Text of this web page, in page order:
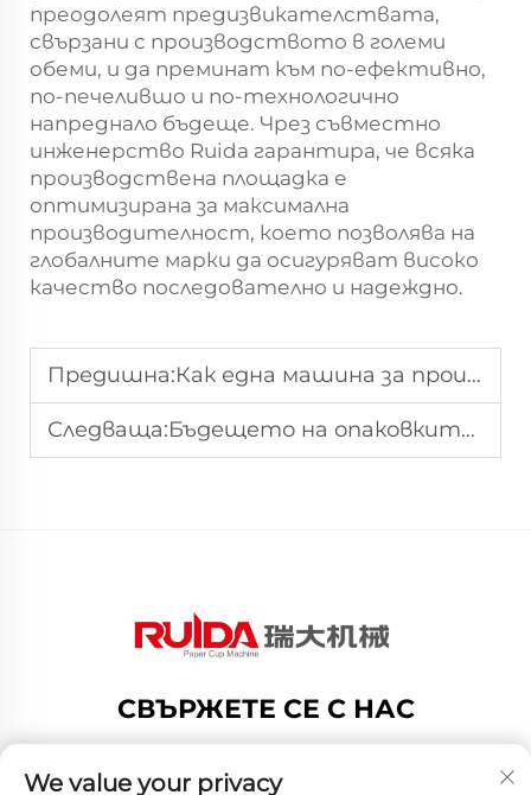
преодолеят предизвикателствата,
свързани с производството в големи
обеми, и да преминат към по-ефективно,
по-печелившо и по-технологично
напреднало бъдеще. Чрез съвместно
инженерство Ruida гарантира, че всяка
производствена площадка е
оптимизирана за максимална
производителност, което позволява на
глобалните марки да осигуряват високо
качество последователно и надеждно.
Предишна:Как една машина за производство на кошници от хартия подпомага алтернативи без пластмаса
Следваща:Бъдещето на опаковките за храни: Иновации в машините за производство на кошници от хартия
СВЪРЖЕТЕ СЕ С НАС
Zone, Ruian City, Zhejiang Province, China
We value your privacy